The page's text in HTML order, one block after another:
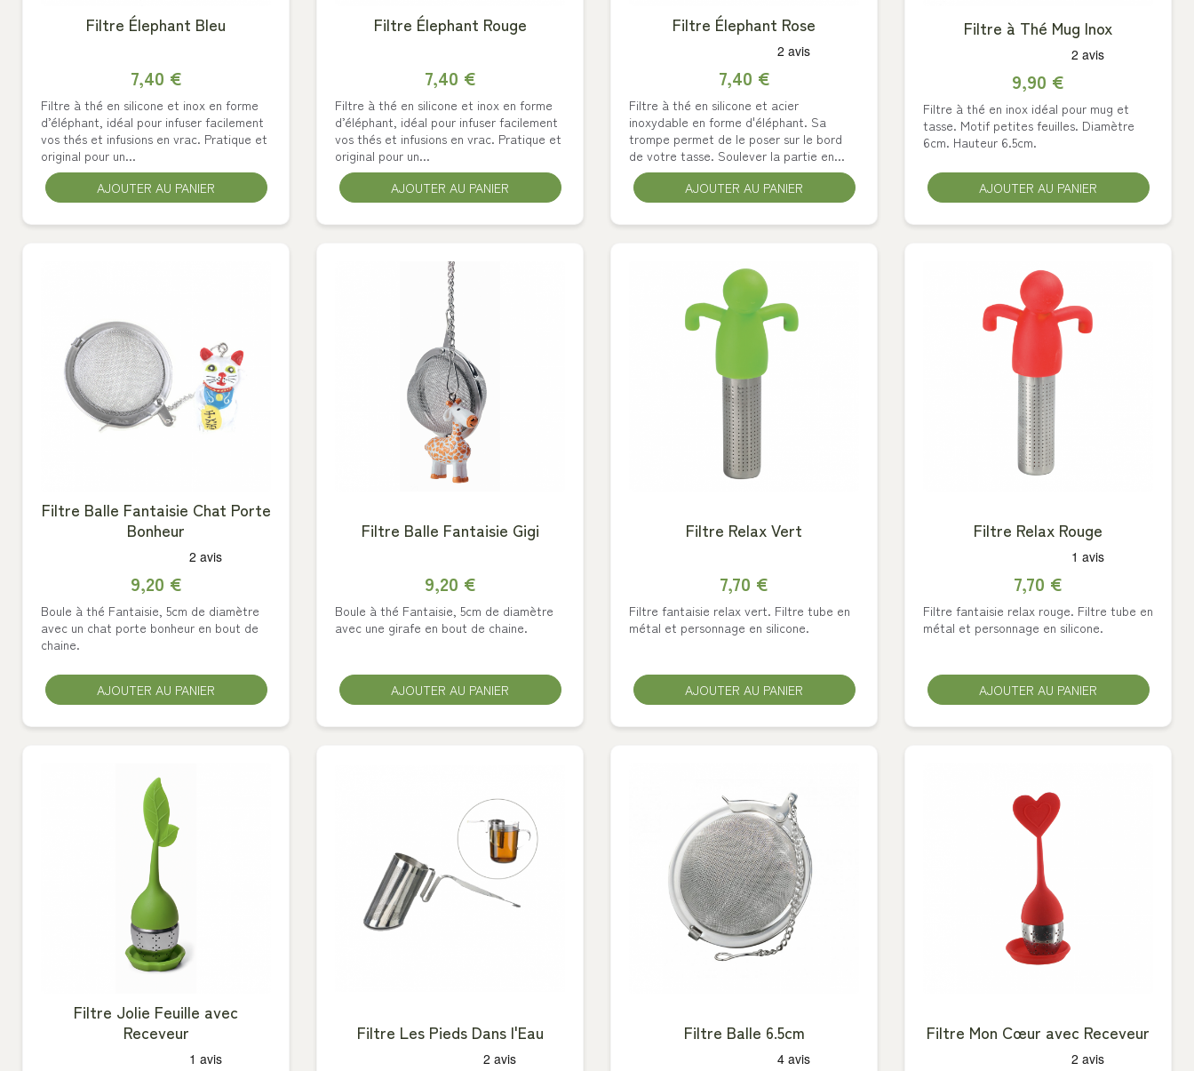
Filtre Élephant Bleu
7,40 €
Filtre à thé en silicone et inox en forme
d’éléphant, idéal pour infuser facilement
vos thés et infusions en vrac. Pratique et
original pour un...
AJOUTER AU PANIER
Filtre Élephant Rouge
7,40 €
Filtre à thé en silicone et inox en forme
d’éléphant, idéal pour infuser facilement
vos thés et infusions en vrac. Pratique et
original pour un...
AJOUTER AU PANIER
Filtre Élephant Rose
7,40 €
Filtre à thé en silicone et acier
inoxydable en forme d'éléphant. Sa
trompe permet de le poser sur le bord
de votre tasse. Soulever la partie en...
AJOUTER AU PANIER
Filtre à Thé Mug Inox
9,90 €
Filtre à thé en inox idéal pour mug et
tasse. Motif petites feuilles. Diamètre
6cm. Hauteur 6.5cm.
AJOUTER AU PANIER
Filtre Balle Fantaisie Chat Porte
Bonheur
9,20 €
Boule à thé Fantaisie, 5cm de diamètre
avec un chat porte bonheur en bout de
chaine.
AJOUTER AU PANIER
Filtre Balle Fantaisie Gigi
9,20 €
Boule à thé Fantaisie, 5cm de diamètre
avec une girafe en bout de chaine.
AJOUTER AU PANIER
Filtre Relax Vert
7,70 €
Filtre fantaisie relax vert. Filtre tube en
métal et personnage en silicone.
AJOUTER AU PANIER
Filtre Relax Rouge
7,70 €
Filtre fantaisie relax rouge. Filtre tube en
métal et personnage en silicone.
AJOUTER AU PANIER
Filtre Jolie Feuille avec
Receveur
Filtre Les Pieds Dans l'Eau Filtre Balle 6.5cm Filtre Mon Cœur avec Receveur